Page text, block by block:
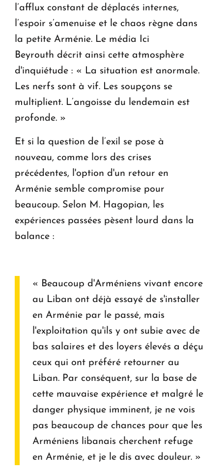
l’afflux constant de déplacés internes,
l’espoir s’amenuise et le chaos règne dans
la petite Arménie. Le média Ici
Beyrouth décrit ainsi cette atmosphère
d'inquiétude : « La situation est anormale.
Les nerfs sont à vif. Les soupçons se
multiplient. L’angoisse du lendemain est
profonde. »
Et si la question de l’exil se pose à
nouveau, comme lors des crises
précédentes, l'option d'un retour en
Arménie semble compromise pour
beaucoup. Selon M. Hagopian, les
expériences passées pèsent lourd dans la
balance :
« Beaucoup d'Arméniens vivant encore
au Liban ont déjà essayé de s'installer
en Arménie par le passé, mais
l'exploitation qu'ils y ont subie avec de
bas salaires et des loyers élevés a déçu
ceux qui ont préféré retourner au
Liban. Par conséquent, sur la base de
cette mauvaise expérience et malgré le
danger physique imminent, je ne vois
pas beaucoup de chances pour que les
Arméniens libanais cherchent refuge
en Arménie, et je le dis avec douleur. »